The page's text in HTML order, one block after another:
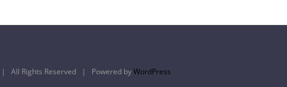
| All Rights Reserved | Powered byWordPress